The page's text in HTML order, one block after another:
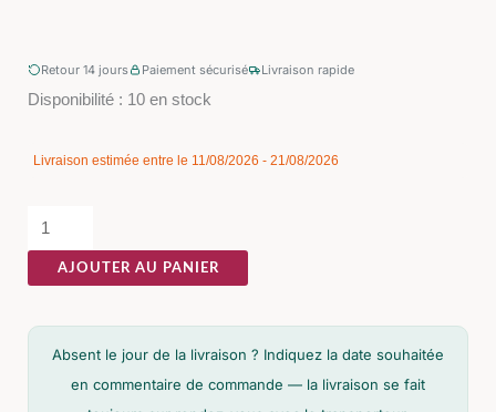
Retour 14 jours Paiement sécurisé Livraison rapide
Disponibilité : 10 en stock
Livraison estimée entre le 11/08/2026 - 21/08/2026
quantité
Console
Ixia
90cm
AJOUTER AU PANIER
Absent le jour de la livraison ? Indiquez la date souhaitée
en commentaire de commande — la livraison se fait